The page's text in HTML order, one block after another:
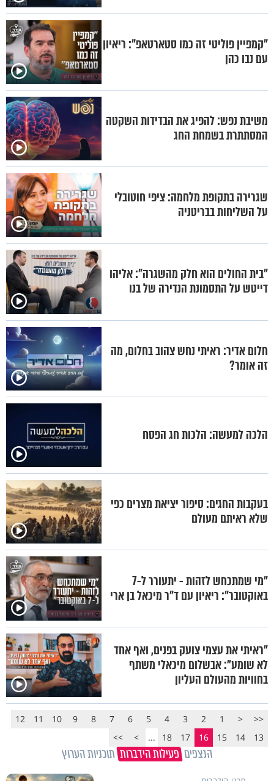
"קמפיין פוליטי זה כמו סטארטאפ": ריאיון
עם נבו כהן
משיבת נפש: להפיג את הבדידות השקטה
המסתתרת בשמחת החג
שגרירה בתקופת מלחמה: ציפי חוטובלי
על השליחות בבריטניה
"בית החולים הוא חלק מהשגרה": אליהו
דייטש על התסמונת הנדירה של בנו
חלום אדיר: ראיתי נחש צהוב בחלום, מה
זה אומר?
הלכה למעשה: הלכות חג הפסח
בעקבות החגים: סיפור יציאת מצרים כפי
שלא ראיתם מעולם
"מי שמתכחש לזהות - יתעורר ל-7
באוקטובר": ריאיון עם ד"ר מיכאל בן ארי
"ראיתי את עצמי צועק בפנים, ואף אחד
לא שומע": אבשלום מיכאלי משתף
בחוויות מהעולם העליון
<<
<
1
2
3
4
5
6
7
8
9
10
11
12
13
14
15
16
17
18
...
>
>>
הנצפים פעילות הידברות תוכניות הערוץ